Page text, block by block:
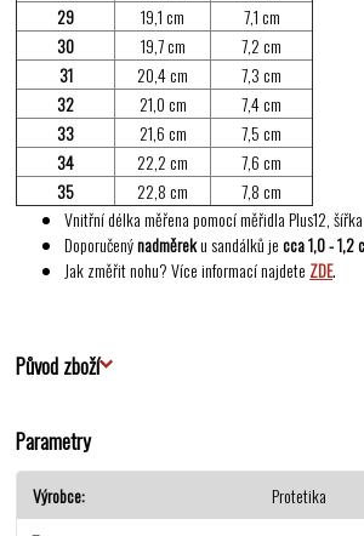
29
19,1 cm
7,1 cm
30
19,7 cm
7,2 cm
31
20,4 cm
7,3 cm
32
21,0 cm
7,4 cm
33
21,6 cm
7,5 cm
34
22,2 cm
7,6 cm
35
22,8 cm
7,8 cm
Vnitřní délka měřena pomocí měřidla Plus12,
Doporučenýnadměreku sandálků jecca 1,0 - 1,2
Jak změřit nohu? Více informací najdete ZDE.
Původ zboží
Parametry
Výrobce
Protetika